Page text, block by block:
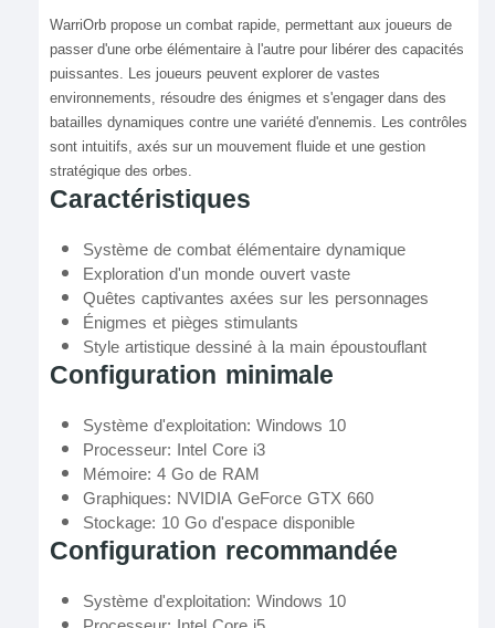
WarriOrb propose un combat rapide, permettant aux joueurs de
passer d'une orbe élémentaire à l'autre pour libérer des capacités
puissantes. Les joueurs peuvent explorer de vastes
environnements, résoudre des énigmes et s'engager dans des
batailles dynamiques contre une variété d'ennemis. Les contrôles
sont intuitifs, axés sur un mouvement fluide et une gestion
stratégique des orbes.
Caractéristiques
Système de combat élémentaire dynamique
Exploration d'un monde ouvert vaste
Quêtes captivantes axées sur les personnages
Énigmes et pièges stimulants
Style artistique dessiné à la main époustouflant
Configuration minimale
Système d'exploitation: Windows 10
Processeur: Intel Core i3
Mémoire: 4 Go de RAM
Graphiques: NVIDIA GeForce GTX 660
Stockage: 10 Go d'espace disponible
Configuration recommandée
Système d'exploitation: Windows 10